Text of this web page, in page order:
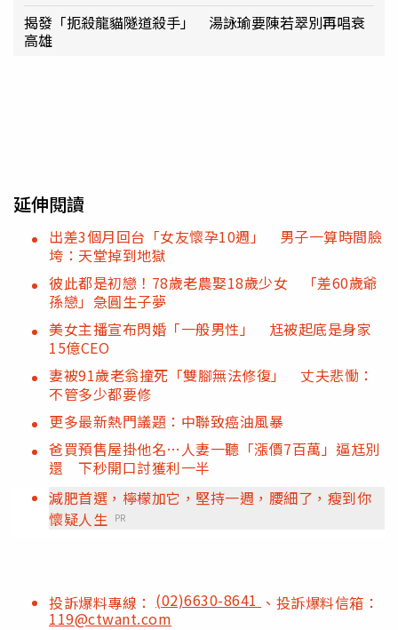
揭發「扼殺龍貓隧道殺手」 湯詠瑜要陳若翠別再唱衰
高雄
延伸閱讀
出差3個月回台「女友懷孕10週」 男子一算時間臉
垮：天堂掉到地獄
彼此都是初戀！78歲老農娶18歲少女 「差60歲爺
孫戀」急圓生子夢
美女主播宣布閃婚「一般男性」 尪被起底是身家
15億CEO
妻被91歲老翁撞死「雙腳無法修復」 丈夫悲慟：
不管多少都要修
更多最新熱門議題：中聯致癌油風暴
爸買預售屋掛他名…人妻一聽「漲價7百萬」逼尪別
還 下秒開口討獲利一半
減肥首選，檸檬加它，堅持一週，腰細了，瘦到你
懷疑人生
PR
投訴爆料專線： (02)6630-8641 、投訴爆料信箱：
119@ctwant.com